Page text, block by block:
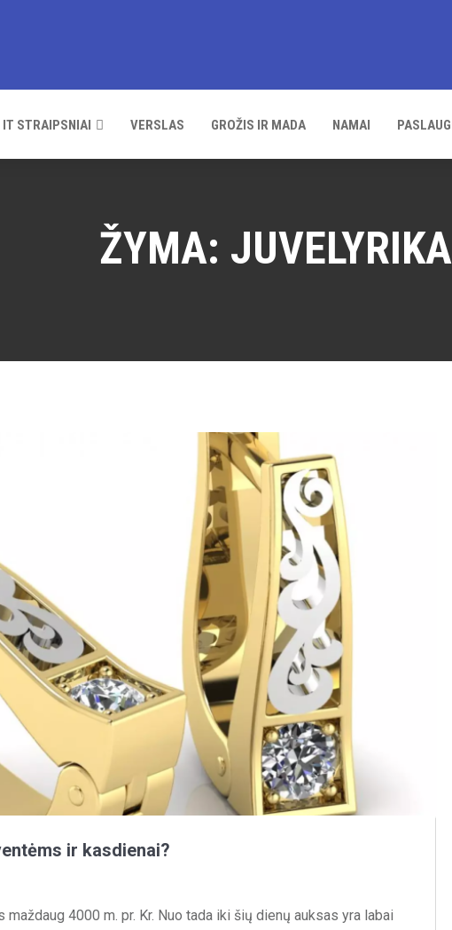
IT STRAIPSNIAI VERSLAS GROŽIS IR MADA NAMAI
ŽYMA: JUVELYRIKA
ir kasdienai?
4000 m. pr. Kr. Nuo tada iki šių dienų auksas yra labai